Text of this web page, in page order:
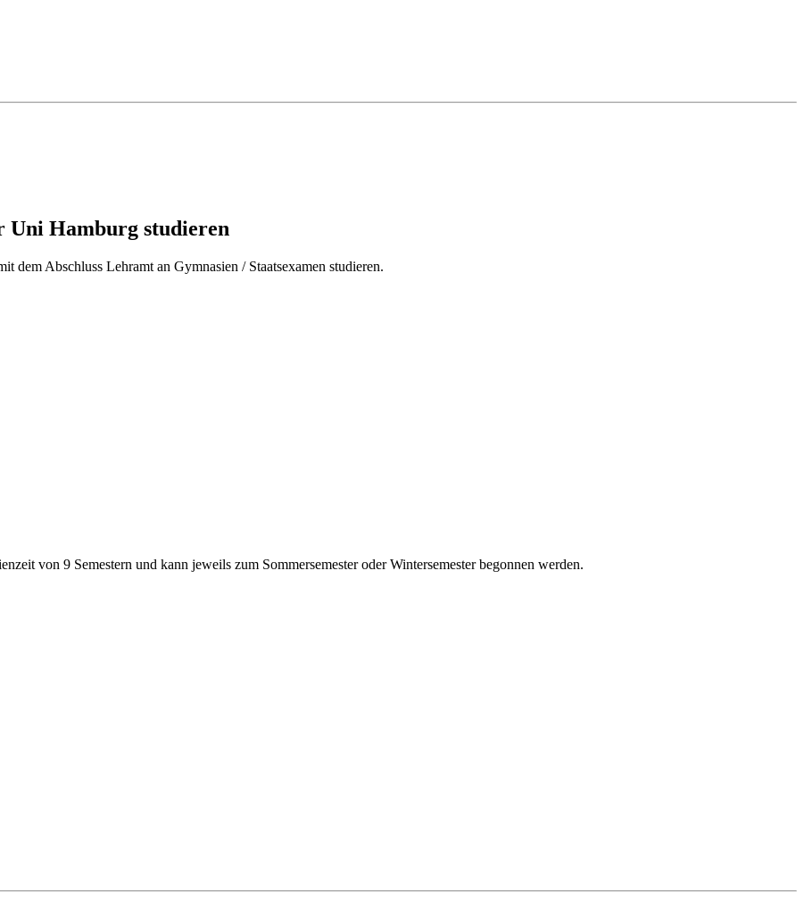
Uni Hamburg studieren
dem Abschluss Lehramt an Gymnasien / Staatsexamen studieren.
von 9 Semestern und kann jeweils zum Sommersemester oder Wintersemester begonnen werden.